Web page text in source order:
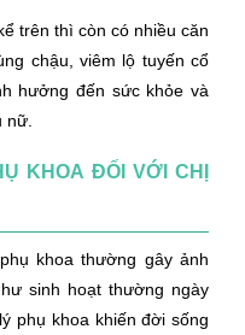
trên thì còn có nhiều căn
chậu, viêm lộ tuyến cổ
hưởng đến sức khỏe và
nữ.
KHOA ĐỐI VỚI CHỊ
khoa thường gây ảnh
sinh hoạt thường ngày
phụ khoa khiến đời sống